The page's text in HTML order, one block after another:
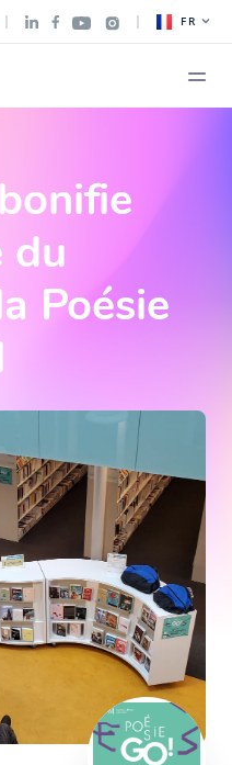
FR
du
Poésie